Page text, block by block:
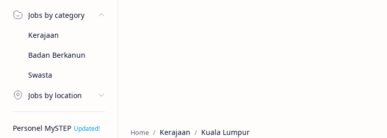
Jobs by category
Kerajaan
Badan Berkanun
Swasta
Jobs by location
Personel MySTEP Home Kerajaan Kuala Lumpur